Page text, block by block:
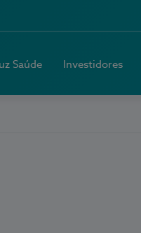
Saúde Investidores